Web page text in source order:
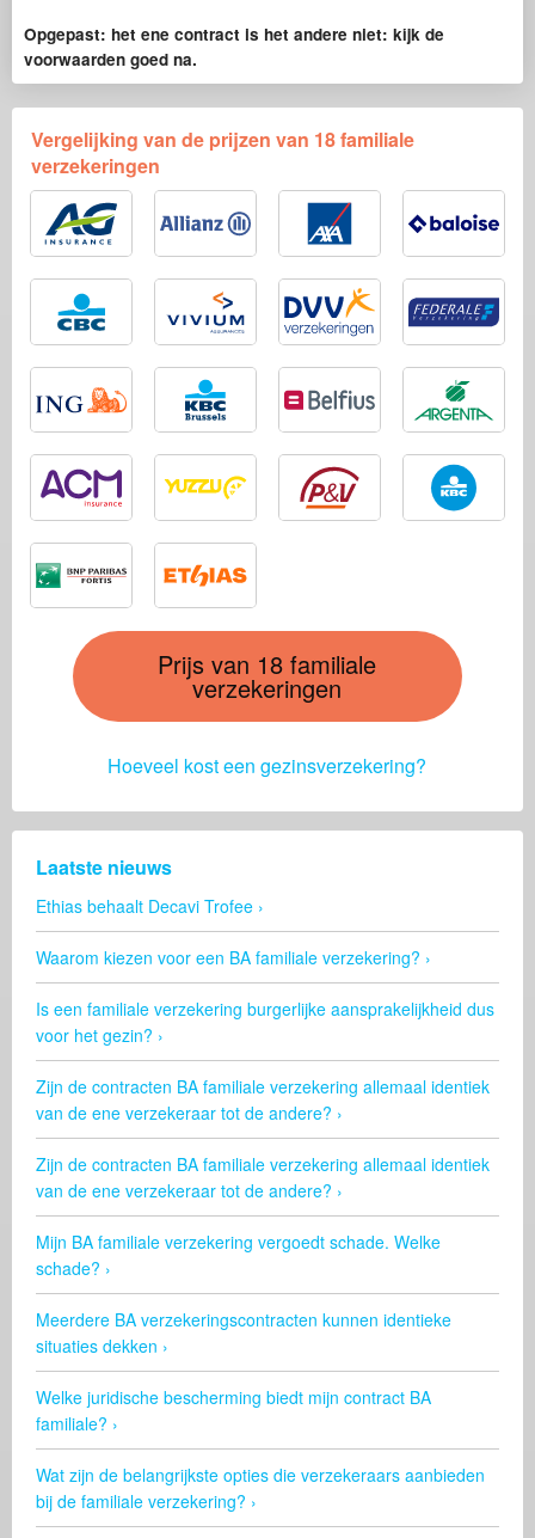
Opgepast: het ene contract is het andere niet: kijk de
voorwaarden goed na.
Vergelijking van de prijzen van 18 familiale
verzekeringen
Prijs van 18 familiale
verzekeringen
Hoeveel kost een gezinsverzekering?
Laatste nieuws
Ethias behaalt Decavi Trofee
Waarom kiezen voor een BA familiale verzekering?
Is een familiale verzekering burgerlijke aansprakelijkheid dus
voor het gezin?
Zijn de contracten BA familiale verzekering allemaal identiek
van de ene verzekeraar tot de andere?
Zijn de contracten BA familiale verzekering allemaal identiek
van de ene verzekeraar tot de andere?
Mijn BA familiale verzekering vergoedt schade. Welke
schade?
Meerdere BA verzekeringscontracten kunnen identieke
situaties dekken
Welke juridische bescherming biedt mijn contract BA
familiale?
Wat zijn de belangrijkste opties die verzekeraars aanbieden
bij de familiale verzekering?